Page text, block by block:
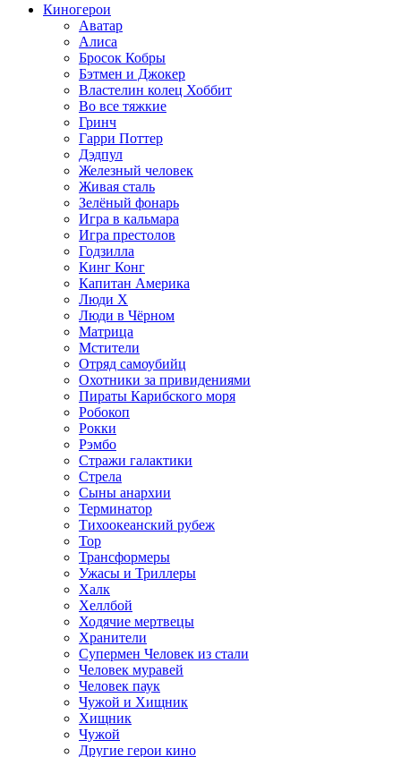
Киногерои
Аватар
Алиса
Бросок Кобры
Бэтмен и Джокер
Властелин колец Хоббит
Во все тяжкие
Гринч
Гарри Поттер
Дэдпул
Железный человек
Живая сталь
Зелёный фонарь
Игра в кальмара
Игра престолов
Годзилла
Кинг Конг
Капитан Америка
Люди X
Люди в Чёрном
Матрица
Мстители
Отряд самоубийц
Охотники за привидениями
Пираты Карибского моря
Робокоп
Рокки
Рэмбо
Стражи галактики
Стрела
Сыны анархии
Терминатор
Тихоокеанский рубеж
Тор
Трансформеры
Ужасы и Триллеры
Халк
Хеллбой
Ходячие мертвецы
Хранители
Супермен Человек из стали
Человек муравей
Человек паук
Чужой и Хищник
Хищник
Чужой
Другие герои кино